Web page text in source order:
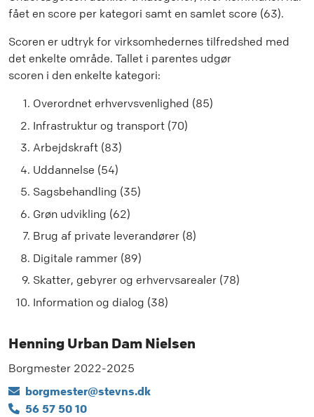
fået en score per kategori samt en samlet score (63).
Scoren er udtryk for virksomhedernes tilfredshed med
det enkelte område. Tallet i parentes udgør
scoren i den enkelte kategori:
Overordnet erhvervsvenlighed (85)
Infrastruktur og transport (70)
Arbejdskraft (83)
Uddannelse (54)
Sagsbehandling (35)
Grøn udvikling (62)
Brug af private leverandører (8)
Digitale rammer (89)
Skatter, gebyrer og erhvervsarealer (78)
Information og dialog (38)
Henning Urban Dam Nielsen
Borgmester 2022-2025
borgmester@stevns.dk
56 57 50 10